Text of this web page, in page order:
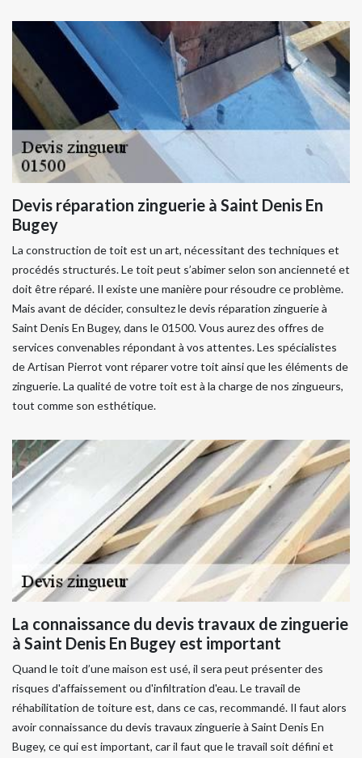
Devis réparation zinguerie à Saint Denis En
Bugey
La construction de toit est un art, nécessitant des techniques et
procédés structurés. Le toit peut s’abimer selon son ancienneté et
doit être réparé. Il existe une manière pour résoudre ce problème.
Mais avant de décider, consultez le devis réparation zinguerie à
Saint Denis En Bugey, dans le 01500. Vous aurez des offres de
services convenables répondant à vos attentes. Les spécialistes
de Artisan Pierrot vont réparer votre toit ainsi que les éléments de
zinguerie. La qualité de votre toit est à la charge de nos zingueurs,
tout comme son esthétique.
La connaissance du devis travaux de zinguerie
à Saint Denis En Bugey est important
Quand le toit d’une maison est usé, il sera peut présenter des
risques d'affaissement ou d'infiltration d'eau. Le travail de
réhabilitation de toiture est, dans ce cas, recommandé. Il faut alors
avoir connaissance du devis travaux zinguerie à Saint Denis En
Bugey, ce qui est important, car il faut que le travail soit défini et